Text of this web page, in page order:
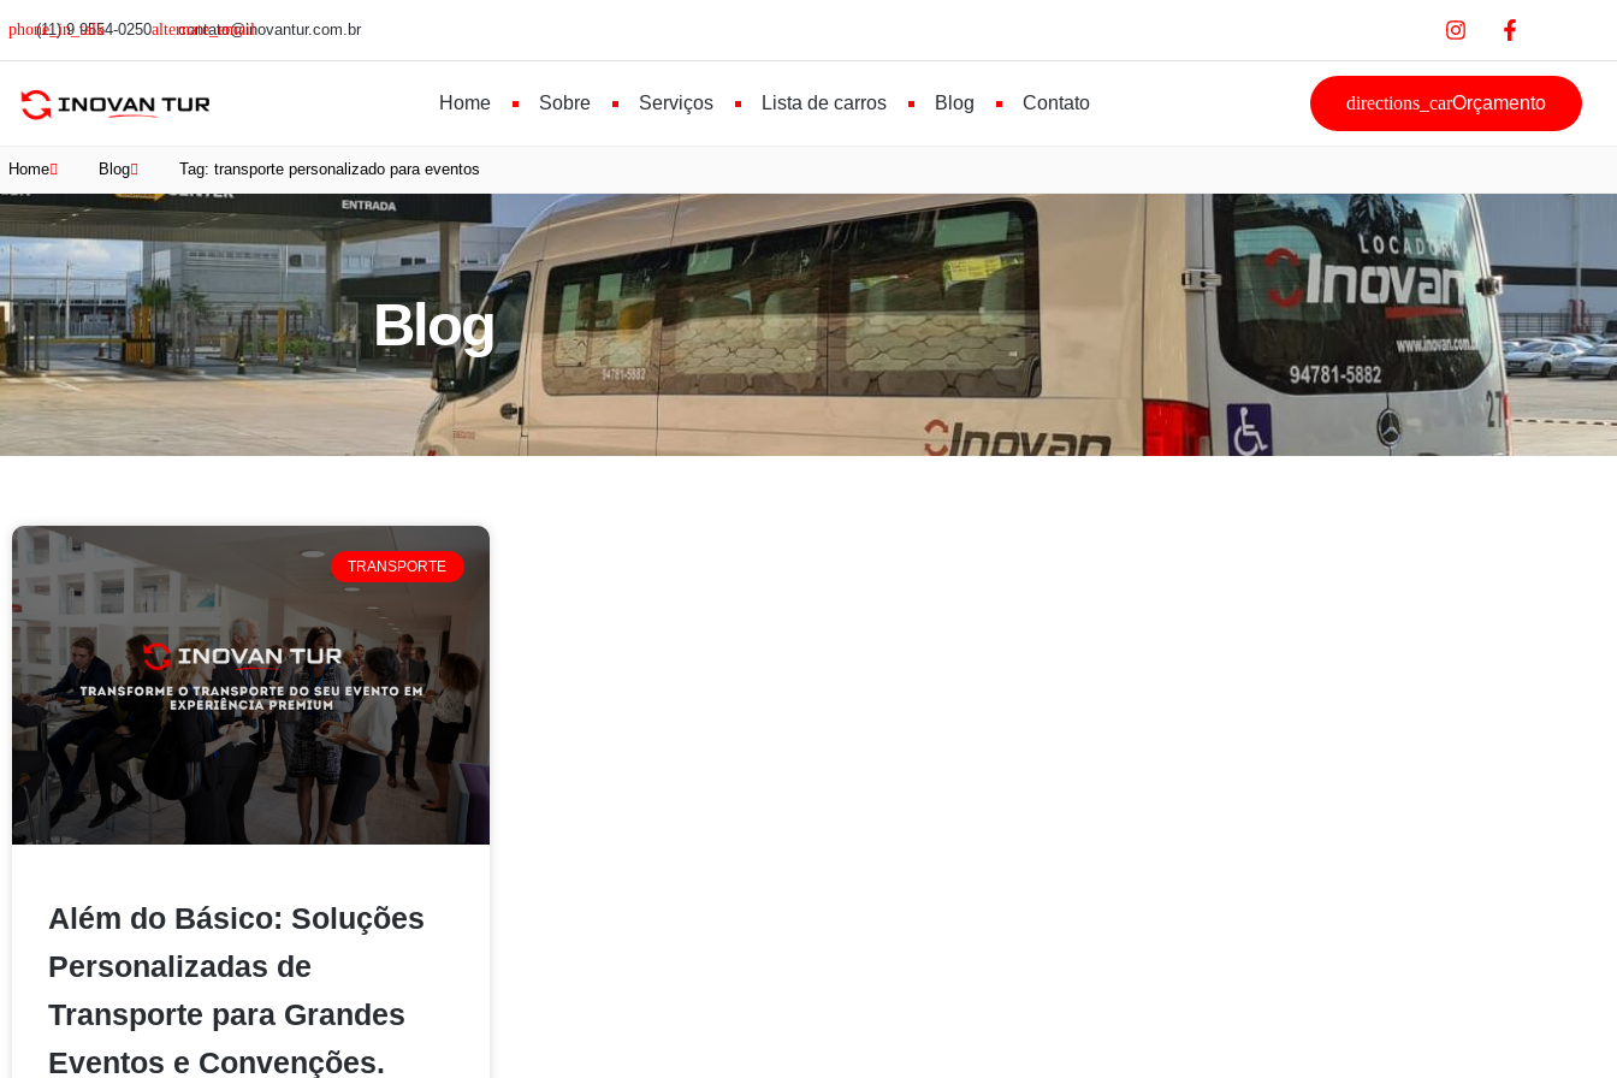
(11) 9 9554-0250 contato@inovantur.com.br
Home Sobre Serviços Lista de carros Blog Contato Orçamento
Home Blog Tag: transporte personalizado para eventos
Blog
TRANSPORTE
Além do Básico: Soluções
Personalizadas de
Transporte para Grandes
Eventos e Convenções.